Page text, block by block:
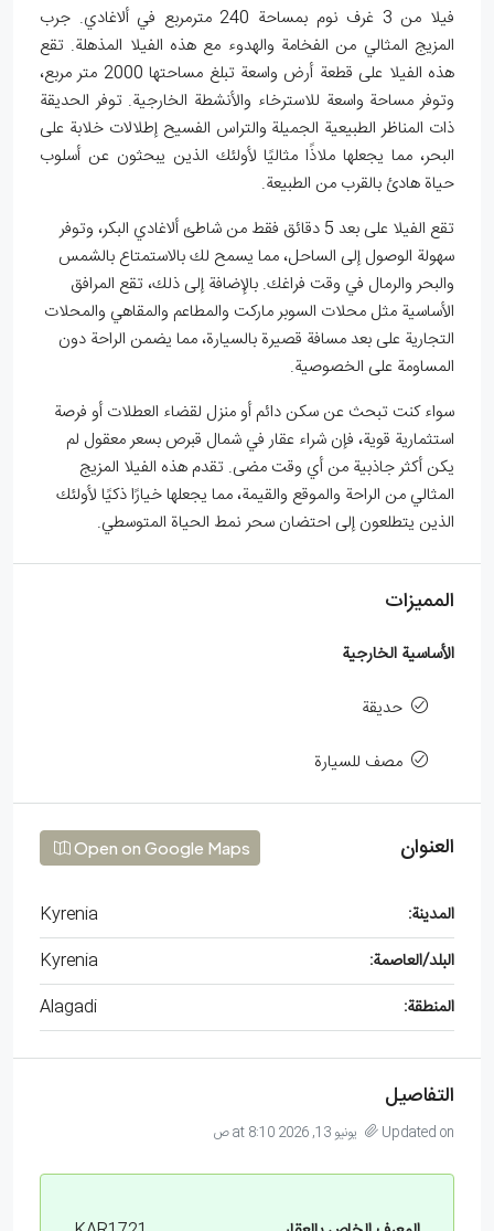
فيلا من 3 غرف نوم بمساحة 240 مترمربع في ألاغادي. جرب
المزيج المثالي من الفخامة والهدوء مع هذه الفيلا المذهلة. تقع
هذه الفيلا على قطعة أرض واسعة تبلغ مساحتها 2000 متر مربع،
وتوفر مساحة واسعة للاسترخاء والأنشطة الخارجية. توفر الحديقة
ذات المناظر الطبيعية الجميلة والتراس الفسيح إطلالات خلابة على
البحر، مما يجعلها ملاذًا مثاليًا لأولئك الذين يبحثون عن أسلوب
حياة هادئ بالقرب من الطبيعة.
تقع الفيلا على بعد 5 دقائق فقط من شاطئ ألاغادي البكر، وتوفر
سهولة الوصول إلى الساحل، مما يسمح لك بالاستمتاع بالشمس
والبحر والرمال في وقت فراغك. بالإضافة إلى ذلك، تقع المرافق
الأساسية مثل محلات السوبر ماركت والمطاعم والمقاهي والمحلات
التجارية على بعد مسافة قصيرة بالسيارة، مما يضمن الراحة دون
المساومة على الخصوصية.
سواء كنت تبحث عن سكن دائم أو منزل لقضاء العطلات أو فرصة
استثمارية قوية، فإن شراء عقار في شمال قبرص بسعر معقول لم
يكن أكثر جاذبية من أي وقت مضى. تقدم هذه الفيلا المزيج
المثالي من الراحة والموقع والقيمة، مما يجعلها خيارًا ذكيًا لأولئك
الذين يتطلعون إلى احتضان سحر نمط الحياة المتوسطي.
المميزات
الأساسية الخارجية
حديقة
مصف للسيارة
العنوان Open on Google Maps
المدينة:
Kyrenia
البلد/العاصمة:
Kyrenia
المنطقة:
Alagadi
التفاصيل
Updated on يونيو 13, 2026 at 8:10 ص